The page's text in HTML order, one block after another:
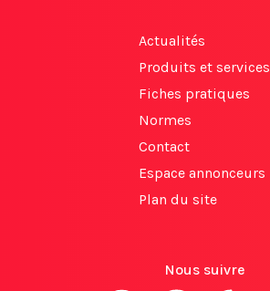
Actualités
Produits et services
Fiches pratiques
Normes
Contact
Espace annonceurs
Plan du site
Nous suivre